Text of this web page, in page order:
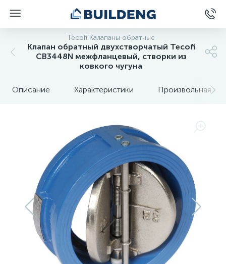
Tecofi Калапаны обратные
Клапан обратный двухстворчатый Tecofi
CB3448N межфланцевый, створки из
ковкого чугуна
Описание Характеристики Произвольная